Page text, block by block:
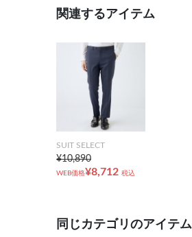
関連するアイテム
SUIT SELECT
¥10,890
WEB価格¥8,712 税込
同じカテゴリのアイテム